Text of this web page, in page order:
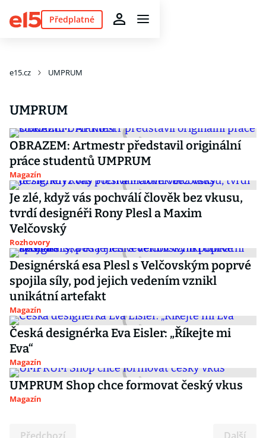
Předplatné
e15.cz UMPRUM
UMPRUM
OBRAZEM: Artmestr představil originální
práce studentů UMPRUM
Magazín
Je zlé, když vás pochválí člověk bez vkusu,
tvrdí designéři Rony Plesl a Maxim
Velčovský
Rozhovory
Designérská esa Plesl s Velčovským poprvé
spojila síly, pod jejich vedením vznikl
unikátní artefakt
Magazín
Česká designérka Eva Eisler: „Říkejte mi
Eva“
Magazín
UMPRUM Shop chce formovat český vkus
Magazín